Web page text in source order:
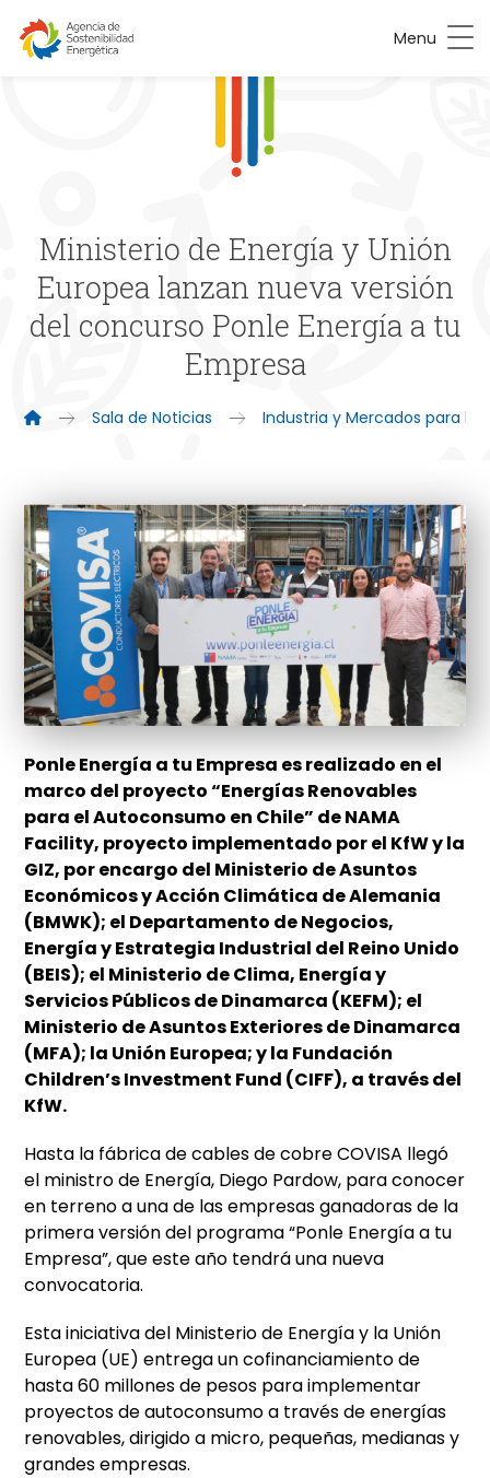
Menu
Ministerio de Energía y Unión
Europea lanzan nueva versión
del concurso Ponle Energía a tu
Empresa
Sala de Noticias Industria y Mercados para la
Ponle Energía a tu Empresa es realizado en el
marco del proyecto “Energías Renovables
para el Autoconsumo en Chile” de NAMA
Facility, proyecto implementado por el KfW y la
GIZ, por encargo del Ministerio de Asuntos
Económicos y Acción Climática de Alemania
(BMWK); el Departamento de Negocios,
Energía y Estrategia Industrial del Reino Unido
(BEIS); el Ministerio de Clima, Energía y
Servicios Públicos de Dinamarca (KEFM); el
Ministerio de Asuntos Exteriores de Dinamarca
(MFA); la Unión Europea; y la Fundación
Children’s Investment Fund (CIFF), a través del
KfW.
Hasta la fábrica de cables de cobre COVISA llegó
el ministro de Energía, Diego Pardow, para conocer
en terreno a una de las empresas ganadoras de la
primera versión del programa “Ponle Energía a tu
Empresa”, que este año tendrá una nueva
convocatoria.
Esta iniciativa del Ministerio de Energía y la Unión
Europea (UE) entrega un cofinanciamiento de
hasta 60 millones de pesos para implementar
proyectos de autoconsumo a través de energías
renovables, dirigido a micro, pequeñas, medianas y
grandes empresas.